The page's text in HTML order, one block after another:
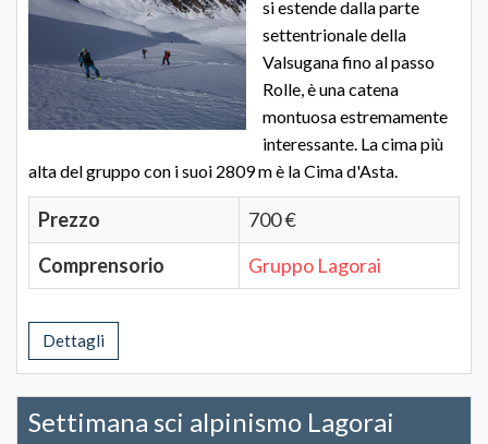
si estende dalla parte
settentrionale della
Valsugana fino al passo
Rolle, è una catena
montuosa estremamente
interessante. La cima più
alta del gruppo con i suoi 2809 m è la Cima d'Asta.
Prezzo
700 €
Comprensorio
Gruppo Lagorai
Dettagli
Settimana sci alpinismo Lagorai